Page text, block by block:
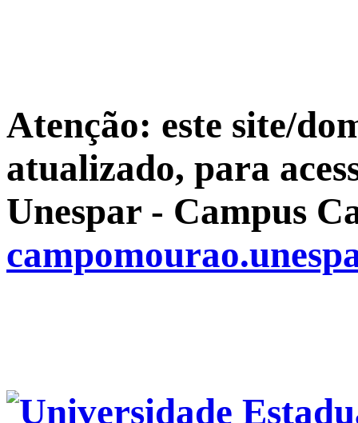
Atenção: este site/
atualizado, para
Unespar - Campus